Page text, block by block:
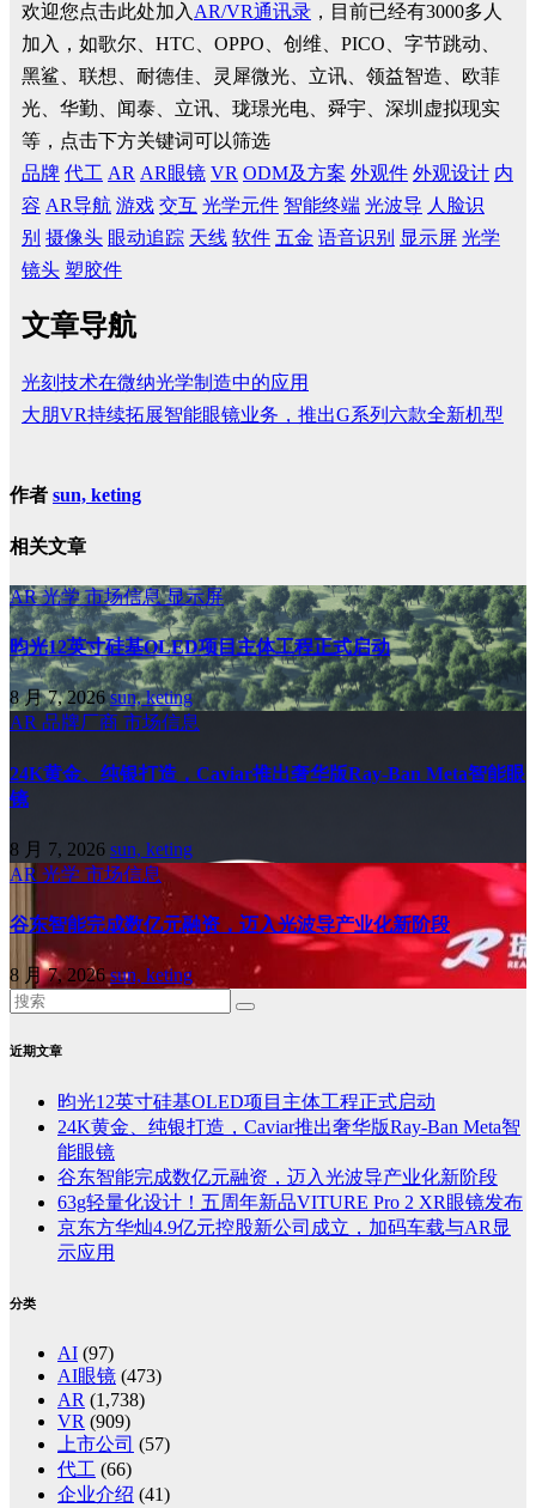
欢迎您点击此处加入 AR/VR通讯录 ，目前已经有3000多人
加入，如歌尔、HTC、OPPO、创维、PICO、字节跳动、
黑鲨、联想、耐德佳、灵犀微光、立讯、领益智造、欧菲
光、华勤、闻泰、立讯、珑璟光电、舜宇、深圳虚拟现实
等，点击下方关键词可以筛选
品牌 代工 AR AR眼镜 VR ODM及方案 外观件 外观设计 内
容 AR导航 游戏 交互 光学元件 智能终端 光波导 人脸识
别 摄像头 眼动追踪 天线 软件 五金 语音识别 显示屏 光学
镜头 塑胶件
文章导航
光刻技术在微纳光学制造中的应用
大朋VR持续拓展智能眼镜业务，推出G系列六款全新机型
作者 sun, keting
相关文章
AR光学市场信息显示屏
昀光12英寸硅基OLED项目主体工程正式启动
8 月 7, 2026sun, keting
AR 品牌厂商 市场信息
24K黄金、纯银打造，Caviar推出奢华版Ray-Ban Meta智能眼
镜
8 月 7, 2026 sun, keting
AR 光学 市场信息
谷东智能完成数亿元融资，迈入光波导产业化新阶段
8 月 7, 2026sun, keting
近期文章
昀光12英寸硅基OLED项目主体工程正式启动
24K黄金、纯银打造，Caviar推出奢华版Ray-Ban Meta智
能眼镜
谷东智能完成数亿元融资，迈入光波导产业化新阶段
63g轻量化设计！五周年新品VITURE Pro 2 XR眼镜发布
京东方华灿4.9亿元控股新公司成立，加码车载与AR显
示应用
分类
AI (97)
AI眼镜 (473)
AR (1,738)
VR (909)
上市公司 (57)
代工 (66)
企业介绍 (41)